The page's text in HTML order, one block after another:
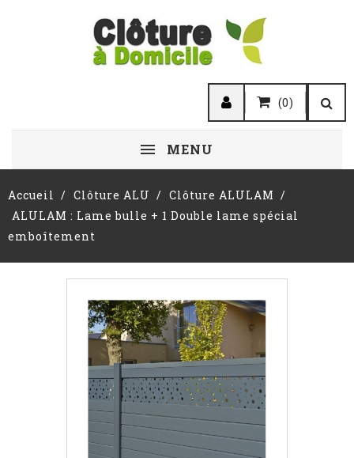
(0)
MENU
Accueil Clôture ALU
Clôture ALULAM
ALULAM : Lame bulle + 1 Double lame spécial
emboîtement